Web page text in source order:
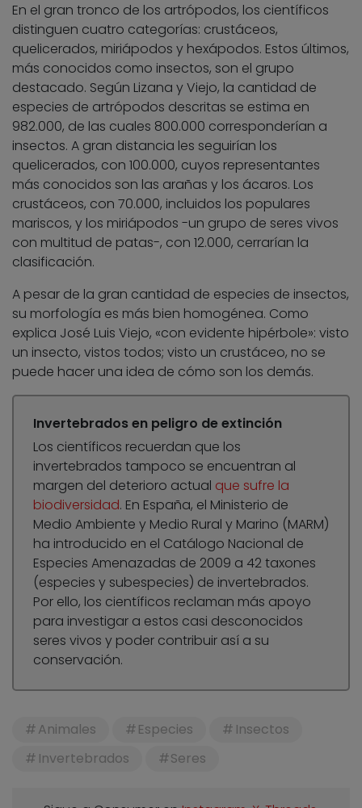
En el gran tronco de los artrópodos, los científicos
distinguen cuatro categorías: crustáceos,
quelicerados, miriápodos y hexápodos. Estos últimos,
más conocidos como insectos, son el grupo
destacado. Según Lizana y Viejo, la cantidad de
especies de artrópodos descritas se estima en
982.000, de las cuales 800.000 corresponderían a
insectos. A gran distancia les seguirían los
quelicerados, con 100.000, cuyos representantes
más conocidos son las arañas y los ácaros. Los
crustáceos, con 70.000, incluidos los populares
mariscos, y los miriápodos -un grupo de seres vivos
con multitud de patas-, con 12.000, cerrarían la
clasificación.
A pesar de la gran cantidad de especies de insectos,
su morfología es más bien homogénea. Como
explica José Luis Viejo, «con evidente hipérbole»: visto
un insecto, vistos todos; visto un crustáceo, no se
puede hacer una idea de cómo son los demás.
Invertebrados en peligro de extinción
Los científicos recuerdan que los
invertebrados tampoco se encuentran al
margen del deterioro actual que sufre la
biodiversidad. En España, el Ministerio de
Medio Ambiente y Medio Rural y Marino (MARM)
ha introducido en el Catálogo Nacional de
Especies Amenazadas de 2009 a 42 taxones
(especies y subespecies) de invertebrados.
Por ello, los científicos reclaman más apoyo
para investigar a estos casi desconocidos
seres vivos y poder contribuir así a su
conservación.
Animales Especies
Insectos
Invertebrados
Seres